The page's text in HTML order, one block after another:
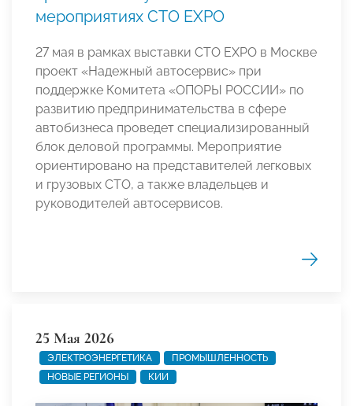
мероприятиях CTO EXPO
27 мая в рамках выставки CTO EXPO в Москве
проект «Надежный автосервис» при
поддержке Комитета «ОПОРЫ РОССИИ» по
развитию предпринимательства в сфере
автобизнеса проведет специализированный
блок деловой программы. Мероприятие
ориентировано на представителей легковых
и грузовых СТО, а также владельцев и
руководителей автосервисов.
25 Мая 2026
ЭЛЕКТРОЭНЕРГЕТИКА
ПРОМЫШЛЕННОСТЬ
НОВЫЕ РЕГИОНЫ
КИИ